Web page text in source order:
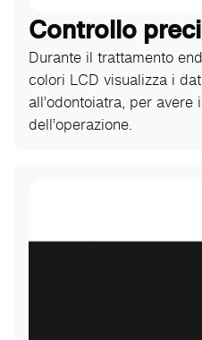
Controllo
Durante il trattamento
colori LCD visualizza i
all’odontoiatra, per
dell’operazione.